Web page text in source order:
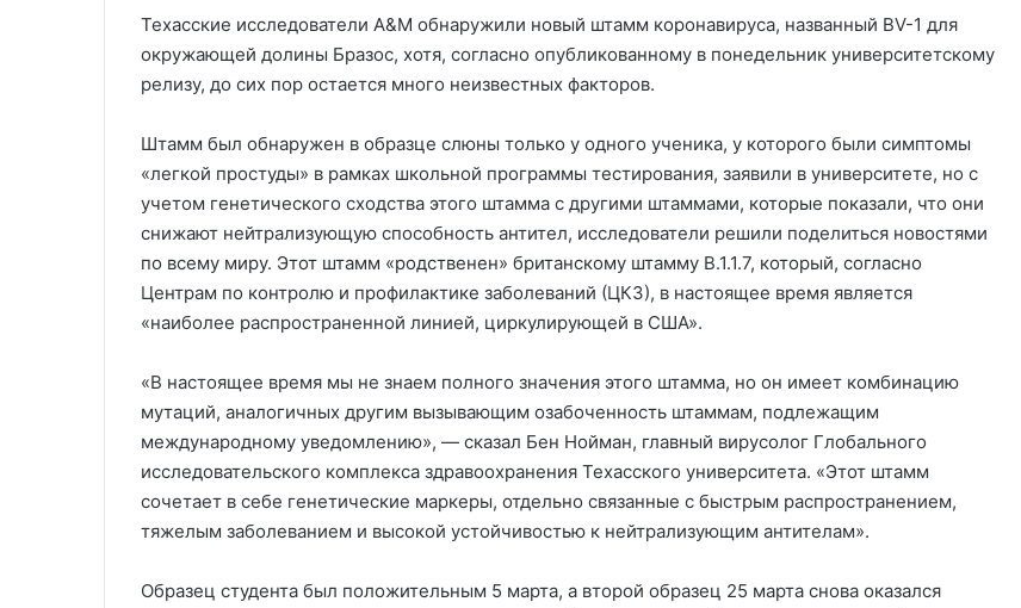
Техасские исследователи A&M обнаружили новый штамм коронавируса, названный BV-1 для
окружающей долины Бразос, хотя, согласно опубликованному в понедельник университетскому
релизу, до сих пор остается много неизвестных факторов.
Штамм был обнаружен в образце слюны только у одного ученика, у которого были симптомы
«легкой простуды» в рамках школьной программы тестирования, заявили в университете, но с
учетом генетического сходства этого штамма с другими штаммами, которые показали, что они
снижают нейтрализующую способность антител, исследователи решили поделиться новостями
по всему миру. Этот штамм «родственен» британскому штамму B.1.1.7, который, согласно
Центрам по контролю и профилактике заболеваний (ЦКЗ), в настоящее время является
«наиболее распространенной линией, циркулирующей в США».
«В настоящее время мы не знаем полного значения этого штамма, но он имеет комбинацию
мутаций, аналогичных другим вызывающим озабоченность штаммам, подлежащим
международному уведомлению», — сказал Бен Нойман, главный вирусолог Глобального
исследовательского комплекса здравоохранения Техасского университета. «Этот штамм
сочетает в себе генетические маркеры, отдельно связанные с быстрым распространением,
тяжелым заболеванием и высокой устойчивостью к нейтрализующим антителам».
Образец студента был положительным 5 марта, а второй образец 25 марта снова оказался